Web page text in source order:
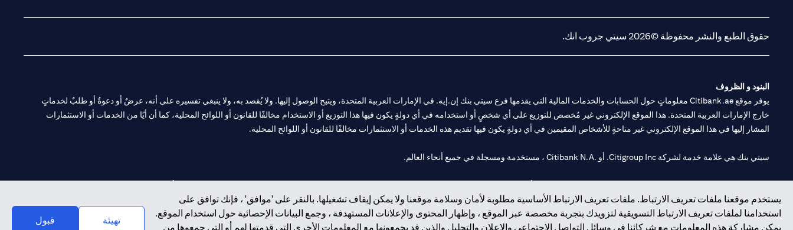
يستخدم موقعنا ملفات تعريف الارتباط. ملفات تعريف الارتباط الأساسية مطلوبة لأمان وسلامة موقعنا ولا يمكن إيقاف تشغيلها. بالنقر على 'موافق' ، فإنك توافق على
استخدامنا لملفات تعريف الارتباط التسويقية لتزويدك بتجربة مخصصة عبر الموقع ، وإظهار المحتوى والإعلانات المستهدفة ، وجمع البيانات الإحصائية حول استخدام الموقع.
يمكن مشاركة هذه المعلومات مع شركائنا في وسائل التواصل الاجتماعي والإعلان والتحليل والذين قد يجمعونها مع المعلومات الأخرى التي قدمتها لهم أو التي جمعوها من
تهيئة قبول
حقوق الطبع والنشر محفوظة ©2026 سيتي جروب انك.
البنود و الظروف
يوفر موقع Citibank.ae معلوماتٍ حول الحسابات والخدمات المالية التي يقدمها فرع سيتي بنك إن.إيه. في الإمارات العربية المتحدة، ويتيح الوصول إليها. ولا يُقصد به، ولا ينبغي تفسيره على أنه، عرضٌ أو دعوةٌ أو طلبٌ لخدماتٍ
خارج الإمارات العربية المتحدة. هذا الموقع الإلكتروني غير مُخصص للتوزيع على أي شخصٍ أو استخدامه في أي دولةٍ يكون فيها هذا التوزيع أو الاستخدام مخالفًا للقانون أو اللوائح المحلية، كما أن أيًا من الخدمات أو الاستثمارات
المشار إليها في هذا الموقع الإلكتروني غير متاحةٍ للأشخاص المقيمين في أي دولةٍ يكون فيها تقديم هذه الخدمات أو الاستثمارات مخالفًا للقانون أو اللوائح المحلية.
سيتي بنك هي علامة خدمة لشركة Citigroup Inc. أو .Citibank N.A ، مستخدمة ومسجلة في جميع أنحاء العالم.
فرع سيتي بنك إن إيه - الإمارات العربية المتحدة مرخص من مصرف الإمارات العربية المتحدة المركزي كفرع لبنك أجنبي.
وسيط تداول في الأسواق الدولية بموجب ترخيص رقم 20200000198 ج) إدارة المحافظ بموجب ترخيص رقم 20200000240 د) الحفظ بموجب ترخيص رقم 602003.